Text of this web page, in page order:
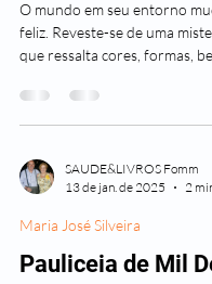
Rumo Novo
O mundo em seu entorno
que ressalta cores, formas,
SAUDE&LIVROS Fomm
13 de jan. de 2025
Maria José Silveira